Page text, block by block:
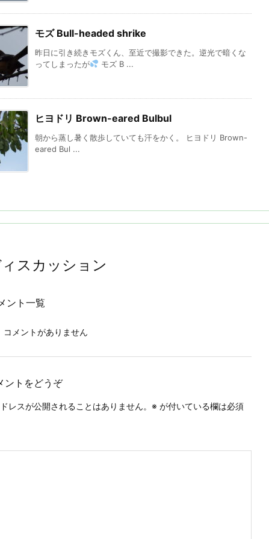
モズ Bull-headed shrike
昨日に引き続きモズくん、至近で撮影できた。逆光で暗くな
ってしまったが
モズ B ...
ヒヨドリ Brown-eared Bulbul
朝から蒸し暑く散歩していても汗をかく。 ヒヨドリ Brown-
eared Bul ...
スカッション
ント一覧
コメントがありません
ントをどうぞ
レスが公開されることはありません。 ※ が付いている欄は必須